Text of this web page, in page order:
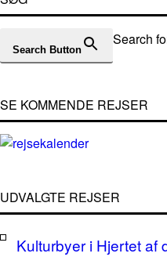
Search
Search Button
SE KOMMENDE REJSER
UDVALGTE REJSER
Kulturbyer i Hjertet af